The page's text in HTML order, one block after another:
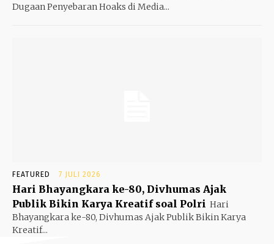
Dugaan Penyebaran Hoaks di Media...
FEATURED 7 JULI 2026
Hari Bhayangkara ke-80, Divhumas Ajak
Publik Bikin Karya Kreatif soal Polri Hari
Bhayangkara ke-80, Divhumas Ajak Publik Bikin Karya
Kreatif...